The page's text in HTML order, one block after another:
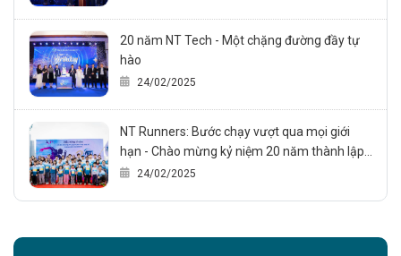
20 năm NT Tech - Một chặng đường đầy tự
hào
24/02/2025
NT Runners: Bước chạy vượt qua mọi giới
hạn - Chào mừng kỷ niệm 20 năm thành lập
NT Technology., JSC
24/02/2025